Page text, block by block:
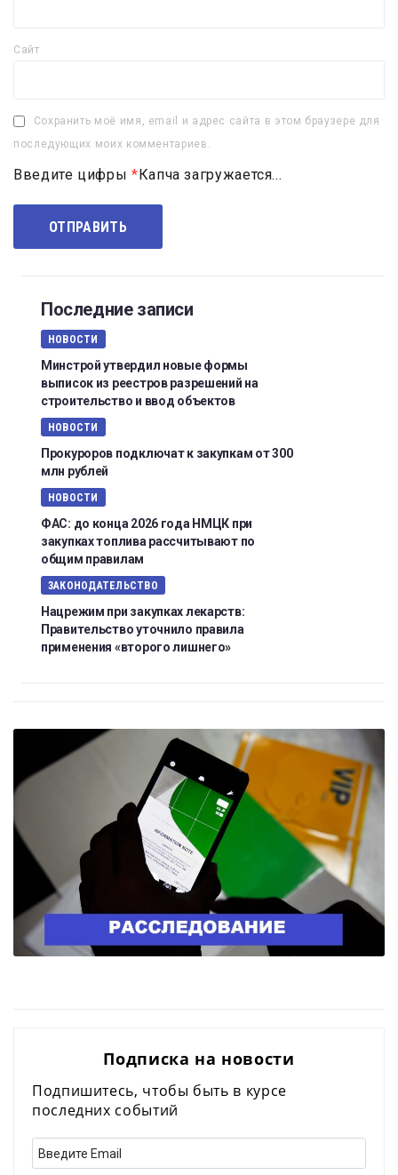
Сайт
Сохранить моё имя, email и адрес сайта в этом браузере для
последующих моих комментариев.
Введите цифры * Капча загружается...
Последние записи
НОВОСТИ
Минстрой утвердил новые формы
выписок из реестров разрешений на
строительство и ввод объектов
НОВОСТИ
Прокуроров подключат к закупкам от 300
млн рублей
НОВОСТИ
ФАС: до конца 2026 года НМЦК при
закупках топлива рассчитывают по
общим правилам
ЗАКОНОДАТЕЛЬСТВО
Нацрежим при закупках лекарств:
Правительство уточнило правила
применения «второго лишнего»
Подписка на новости
Подпишитесь, чтобы быть в курсе
последних событий